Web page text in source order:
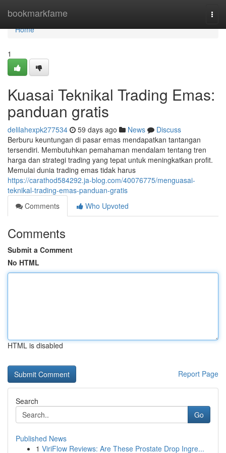
bookmarkfame
Home
Home
1
Kuasai Teknikal Trading Emas:
panduan gratis
delilahexpk277534 59 days ago News
Discuss
Berburu keuntungan di pasar emas mendapatkan tantangan
tersendiri. Membutuhkan pemahaman mendalam tentang tren
harga dan strategi trading yang tepat untuk meningkatkan profit.
Memulai dunia trading emas tidak harus
https://carathod584292.ja-blog.com/40076775/menguasai-
teknikal-trading-emas-panduan-gratis
Comments
Who Upvoted
Comments
Submit a Comment
No HTML
HTML is disabled
Report Page
Search
Go
Published News
1 ViriFlow Reviews: Are These Prostate Drop Ingre...